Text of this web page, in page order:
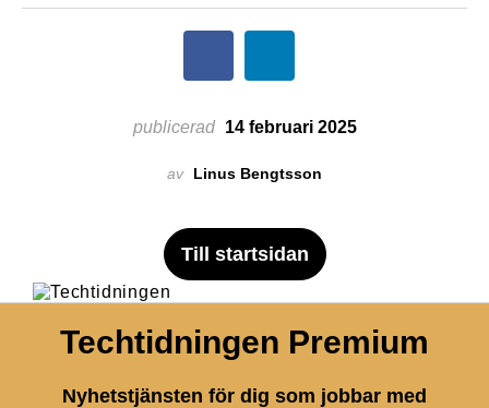
publicerad 14 februari 2025
av Linus Bengtsson
Till startsidan
Techtidningen Premium
Nyhetstjänsten för dig som jobbar med